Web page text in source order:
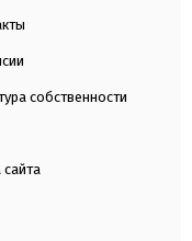
собственности
сайта